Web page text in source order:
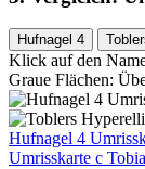
Hufnagel 4
Klick auf den
Graue Flächen:
Hufnagel 4
Umrisskarte c